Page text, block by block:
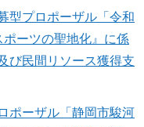
型プロポーザル「令和
ーツの聖地化』に係
び民間リソース獲得支
ポーザル「静岡市駿河